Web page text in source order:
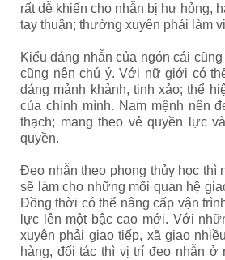
rất dễ khiến cho nhẫn bị hư hỏng,
tay thuận; thường xuyên phải làm
Kiểu dáng nhẫn của ngón cái
cũng nên chú ý. Với nữ giới có
dáng mảnh khảnh, tinh xảo; thể
của chính mình. Nam mệnh nên
thạch; mang theo vẻ quyền lực
quyền.
Đeo nhẫn theo phong thủy học thì
sẽ làm cho những mối quan hệ
Đồng thời có thể nâng cấp vận
lực lên một bậc cao mới. Với
xuyên phải giao tiếp, xã giao
hàng, đối tác thì vị trí đeo nhẫn ở